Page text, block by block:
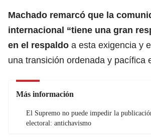
Machado remarcó que la
internacional “tiene una gran
en el respaldo a esta exigencia y
una transición ordenada y pacífica
Más información
El Supremo no puede impedir la
electoral: antichavismo